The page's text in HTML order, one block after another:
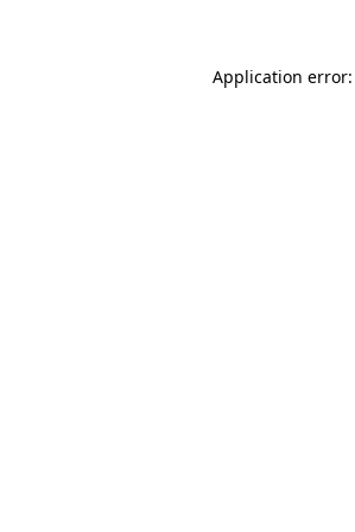
Application